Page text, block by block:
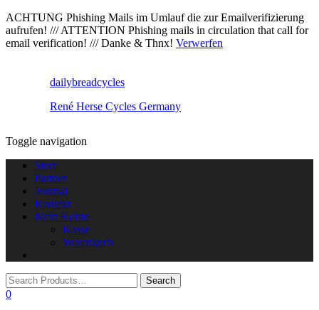
ACHTUNG Phishing Mails im Umlauf die zur Emailverifizierung
aufrufen! /// ATTENTION Phishing mails in circulation that call for
email verification! /// Danke & Thnx! Verwerfen
dailybreadcycles
René Herse Cycles Germany
Toggle navigation
Store
Partner
Journal
Kontakt
Mein Konto
Kasse
Warenkorb
0